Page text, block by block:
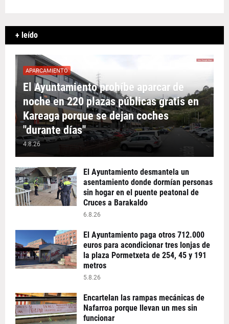
+ leído
APARCAMIENTO
El Ayuntamiento prohíbe aparcar de
noche en 220 plazas públicas gratis en
Kareaga porque se dejan coches
"durante días"
4.8.26
El Ayuntamiento desmantela un
asentamiento donde dormían personas
sin hogar en el puente peatonal de
Cruces a Barakaldo
6.8.26
El Ayuntamiento paga otros 712.000
euros para acondicionar tres lonjas de
la plaza Pormetxeta de 254, 45 y 191
metros
5.8.26
Encartelan las rampas mecánicas de
Nafarroa porque llevan un mes sin
funcionar